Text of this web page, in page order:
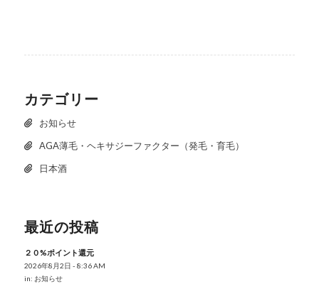
カテゴリー
お知らせ
AGA薄毛・ヘキサジーファクター（発毛・育毛）
日本酒
最近の投稿
２０%ポイント還元
2026年8月2日 - 8:36 AM
in: お知らせ